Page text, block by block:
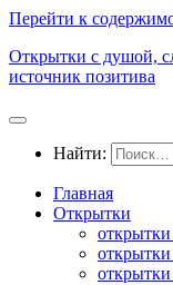
Перейти к
Открытки с душой,
источник позитива
Найти:
Главная
Открытки